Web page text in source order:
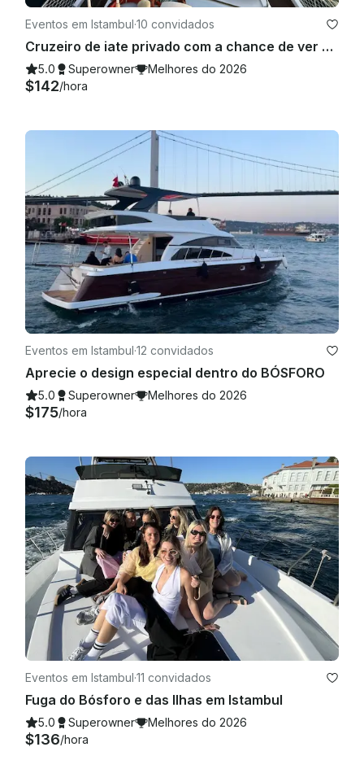
Eventos em Istambul·10 convidados
Cruzeiro de iate privado com a chance de ver golfinhos
5.0 Superowner Melhores do 2026
$142/hora
Eventos em Istambul·12 convidados
Aprecie o design especial dentro do BÓSFORO
5.0 Superowner Melhores do 2026
$175/hora
Eventos em Istambul·11 convidados
Fuga do Bósforo e das Ilhas em Istambul
5.0 Superowner Melhores do 2026
$136/hora